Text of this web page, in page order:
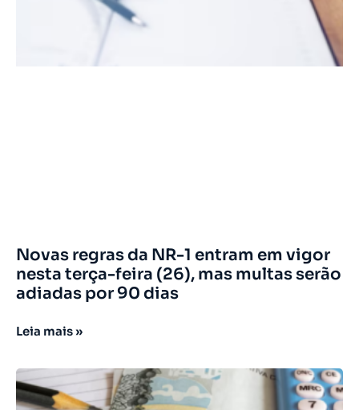
Novas regras da NR-1 entram em vigor
nesta terça-feira (26), mas multas serão
adiadas por 90 dias
Leia mais »